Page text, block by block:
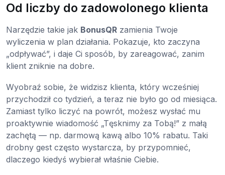
Od liczby do zadowolonego klienta
Narzędzie takie jak BonusQR zamienia Twoje
wyliczenia w plan działania. Pokazuje, kto zaczyna
„odpływać”, i daje Ci sposób, by zareagować, zanim
klient zniknie na dobre.
Wyobraź sobie, że widzisz klienta, który wcześniej
przychodził co tydzień, a teraz nie było go od miesiąca.
Zamiast tylko liczyć na powrót, możesz wysłać mu
proaktywnie wiadomość „Tęsknimy za Tobą!” z małą
zachętą — np. darmową kawą albo 10% rabatu. Taki
drobny gest często wystarcza, by przypomnieć,
dlaczego kiedyś wybierał właśnie Ciebie.